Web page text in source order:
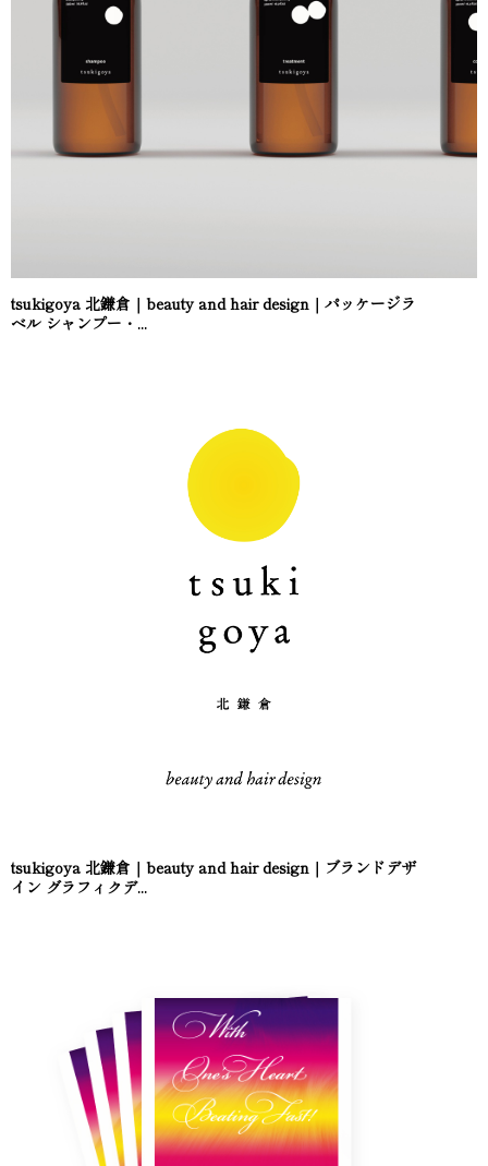
tsukigoya 北鎌倉｜beauty and hair design｜パッケージラ
ベル シャンプー・...
tsukigoya 北鎌倉｜beauty and hair design｜ブランドデザ
イン グラフィクデ...